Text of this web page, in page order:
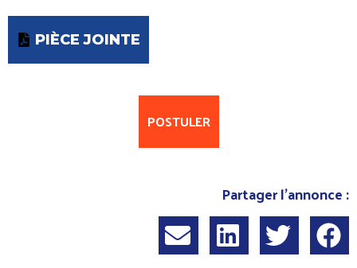
PIÈCE JOINTE
POSTULER
Partager l'annonce :